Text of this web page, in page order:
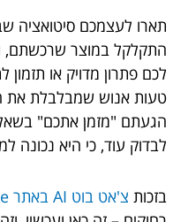
תארו לעצמכם סיטואציה
התקלקל במוצר שרכשתם,
לכם פתרון מדויק או תזמון
טעות אנוש שמבלבלת את
הגעתם "מזמן אתכם"
לבדוק עוד, כי היא נכונה
בזכות צ'אט בוט AI באתר whale